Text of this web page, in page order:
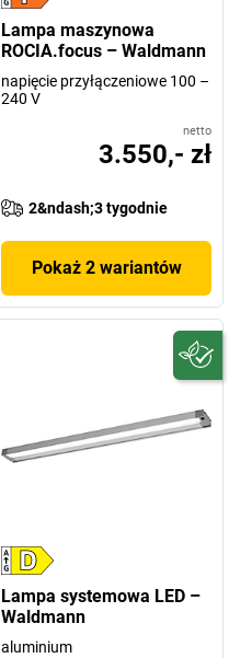
Lampa maszynowa
ROCIA.focus – Waldmann
napięcie przyłączeniowe 100 –
240 V
netto
3.550,- zł
2&ndash;3 tygodnie
Pokaż 2 wariantów
Lampa systemowa LED –
Waldmann
aluminium